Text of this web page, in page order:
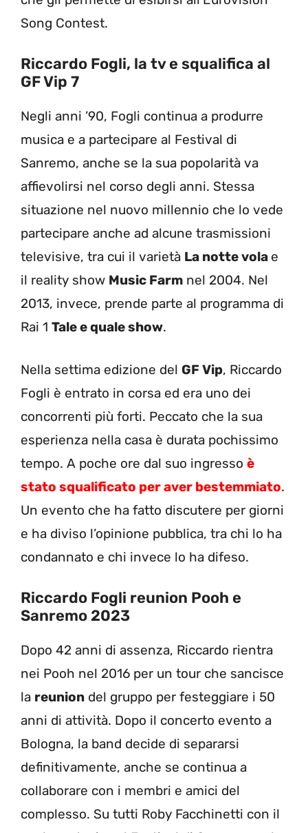
Song Contest.
Riccardo Fogli, la tv e squalifica al
GF Vip 7
Negli anni ’90, Fogli continua a produrre
musica e a partecipare al Festival di
Sanremo, anche se la sua popolarità va
affievolirsi nel corso degli anni. Stessa
situazione nel nuovo millennio che lo vede
partecipare anche ad alcune trasmissioni
televisive, tra cui il varietà La notte vola e
il reality show Music Farm nel 2004. Nel
2013, invece, prende parte al programma di
Rai 1 Tale e quale show.
Nella settima edizione del GF Vip, Riccardo
Fogli è entrato in corsa ed era uno dei
concorrenti più forti. Peccato che la sua
esperienza nella casa è durata pochissimo
tempo. A poche ore dal suo ingresso è
stato squalificato per aver bestemmiato.
Un evento che ha fatto discutere per giorni
e ha diviso l’opinione pubblica, tra chi lo ha
condannato e chi invece lo ha difeso.
Riccardo Fogli reunion Pooh e
Sanremo 2023
Dopo 42 anni di assenza, Riccardo rientra
nei Pooh nel 2016 per un tour che sancisce
la reunion del gruppo per festeggiare i 50
anni di attività. Dopo il concerto evento a
Bologna, la band decide di separarsi
definitivamente, anche se continua a
collaborare con i membri e amici del
complesso. Su tutti Roby Facchinetti con il